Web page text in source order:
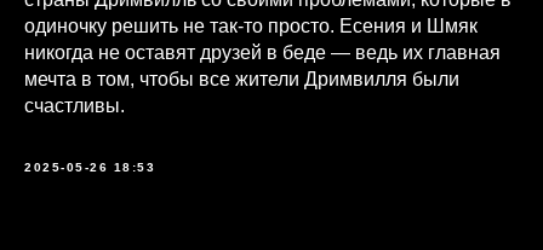
одиночку решить не так-то просто. Есения и Шмяк
никогда не оставят друзей в беде — ведь их главная
мечта в том, чтобы все жители Дримвилля были
счастливы.
2025-05-26 18:53